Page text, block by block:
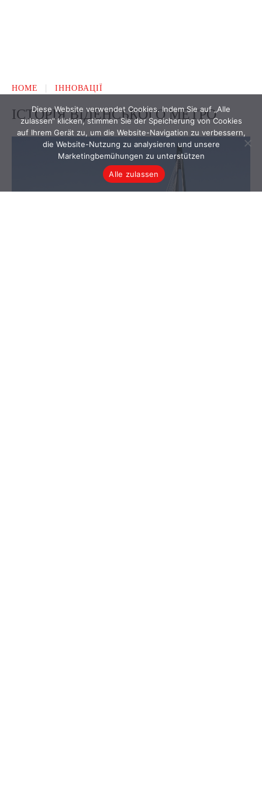
Diese Website verwendet Cookies. Indem Sie auf „Alle
zulassen“ klicken, stimmen Sie der Speicherung von Cookies
auf Ihrem Gerät zu, um die Website-Navigation zu verbessern,
die Website-Nutzung zu analysieren und unsere
Marketingbemühungen zu unterstützen
Alle zulassen